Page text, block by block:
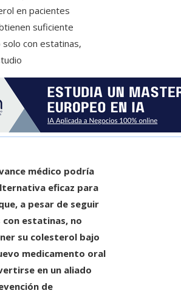
médico podría
eficaz para
a pesar de seguir
estatinas, no
su colesterol bajo
medicamento oral
en un aliado
de